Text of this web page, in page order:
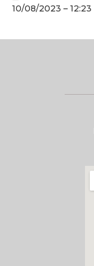
10/08/2023 – 12:23